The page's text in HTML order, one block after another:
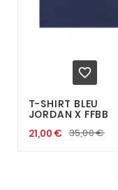

T-SHIRT BLEU
JORDAN X FFBB
21,00 € 35,00 €